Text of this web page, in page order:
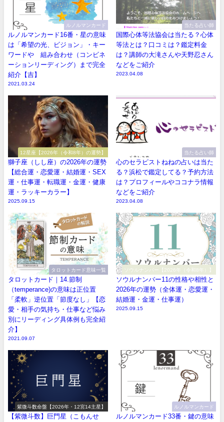
ルノルマンカード
ルノルマンカード16番・星の意味
は「希望の光、ビジョン」・キー
ワードや 組み合わせ（コンビネ
ーションリーディング）まで完全
紹介【吉】
2021.03.24
当たる占い師
国際心体等法協会は当たる？心体
等法とは？口コミは？鑑定料金
は？講師の大滝さんや天野忍さん
などをご紹介
2023.04.08
12星座【2026年（令和8年）の運勢】
獅子座（しし座）の2026年の運勢
【総合運・恋愛運・結婚運・SEX
運・仕事運・転職運・金運・健康
運・ラッキーカラー】
2025.09.15
当たる占い師
心のセラピストねねの占いは当た
る？浜松で鑑定してる？予約方法
は？プロフィールやココナラ情報
などをご紹介
2023.04.08
タロットカード意味一覧
タロットカード｜14.節制
（temperance)の意味は正位置
「柔軟」逆位置「節度なし」【恋
愛・相手の気持ち・仕事など悩み
別にリーディング具体例も完全紹
介】
2021.09.07
ソウルナンバー【2026年（令和8年）】
ソウルナンバー11の性格や相性と
2026年の運勢（全体運・恋愛運・
結婚運・金運・仕事運）
2025.09.15
紫微斗数命盤【2026年・12宮14主星】
【紫微斗数】巨門星（こもんせ
ルノルマンカード
ルノルマンカード33番・鍵の意味